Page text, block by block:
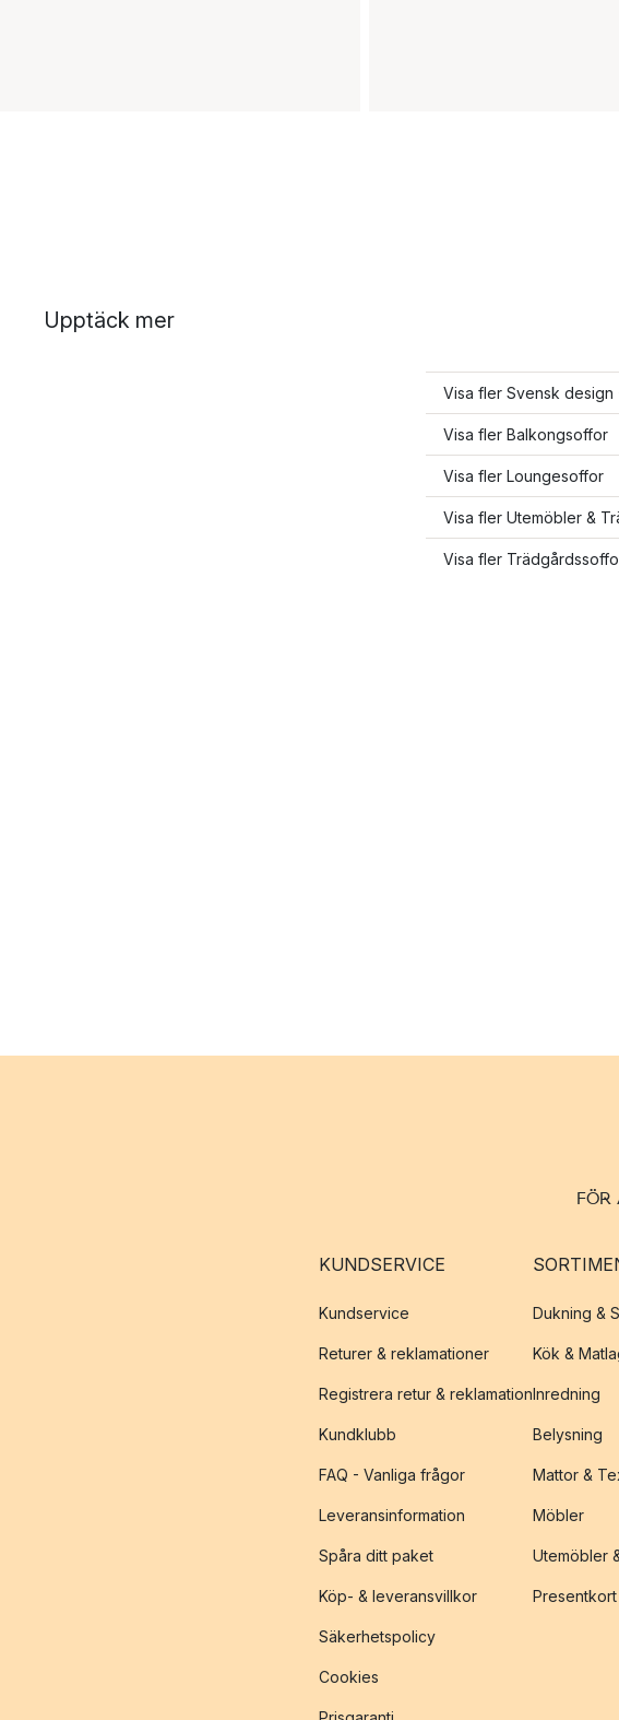
Upptäck mer
Visa fler Svensk
Visa fler Balkongsoffor
Visa fler Loungesoffor
Visa fler Utemöbler &
Visa fler
FÖR
KUNDSERVICE
Kundservice
Returer & reklamationer
Registrera retur & reklamation
Kundklubb
FAQ - Vanliga frågor
Leveransinformation
Spåra ditt paket
Köp- & leveransvillkor
Säkerhetspolicy
Cookies
Dukning &
Kök &
Inredning
Belysning
Mattor &
Möbler
Utemöbler
Presentkort